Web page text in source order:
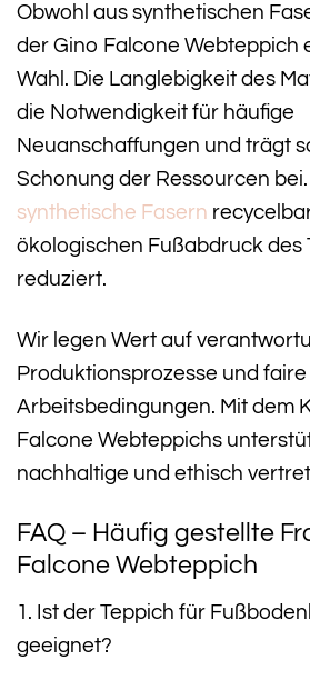
Obwohl aus synthetischen
der Gino Falcone Webteppich
Wahl. Die Langlebigkeit des
die Notwendigkeit für häufige
Neuanschaffungen und trägt
Schonung der Ressourcen
synthetische Fasern
ökologischen Fußabdruck des
reduziert.
Wir legen Wert auf
Produktionsprozesse und faire
Arbeitsbedingungen. Mit dem
Falcone Webteppichs
nachhaltige und ethisch
FAQ – Häufig gestellte
Falcone Webteppich
1. Ist der Teppich für
geeignet?